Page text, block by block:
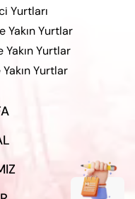
Yurtları
Yakın Yurtlar
Yurtlar
Yurtlar